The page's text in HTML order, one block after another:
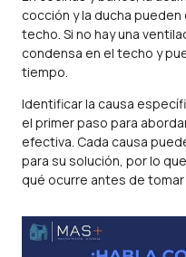
cocción y la ducha
techo. Si no hay una
condensa en el techo y
tiempo.
Identificar la causa
el primer paso para
efectiva. Cada causa
para su solución, por lo
qué ocurre antes de